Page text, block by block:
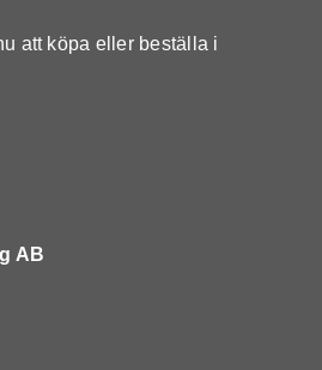
att köpa eller beställa i
AB